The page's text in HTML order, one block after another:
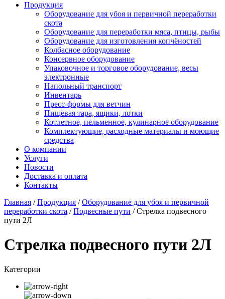
Продукция
Оборудование для убоя и первичной переработки
скота
Оборудование для переработки мяса, птицы, рыбы
Оборудование для изготовления копчёностей
Колбасное оборудование
Консервное оборудование
Упаковочное и торговое оборудование, весы
электронные
Напольный транспорт
Инвентарь
Пресс-формы для ветчин
Пищевая тара, ящики, лотки
Котлетное, пельменное, кулинарное оборудование
Комплектующие, расходные материалы и моющие
средства
О компании
Услуги
Новости
Доставка и оплата
Контакты
Главная /Продукция /Оборудование для убоя и первичной
переработки скота /Подвесные пути /Стрелка подвесного
пути 2Л
Стрелка подвесного пути 2Л
Категории